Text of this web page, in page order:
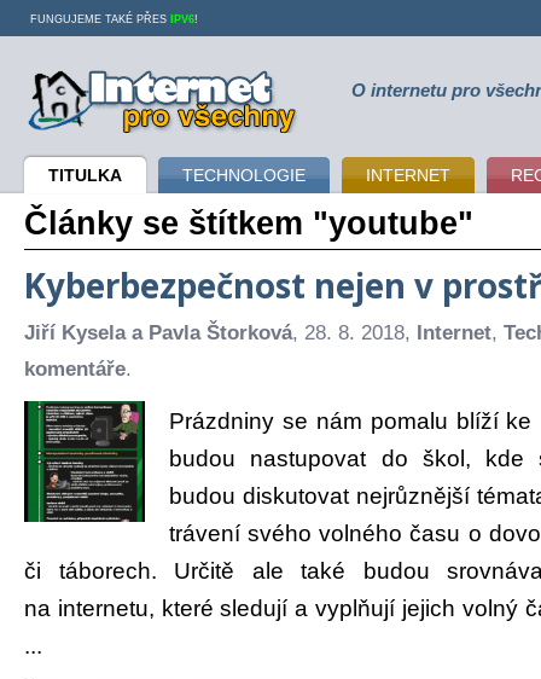
Internet pro všechny O internetu pro
TITULKA TECHNOLOGIE INTERNET
FUNGUJEME TAKÉ PŘES IPV6!
Články se štítkem "youtube"
Kyberbezpečnost nejen v
Jiří Kysela a Pavla Štorková, 28. 8. 2018, Internet,
komentáře.
Prázdniny se nám pomalu blíží
budou nastupovat do škol, kde
budou diskutovat nejrůznější
trávení svého volného času o
či táborech. Určitě ale také budou
na internetu, které sledují a vyplňují jejich volný
...